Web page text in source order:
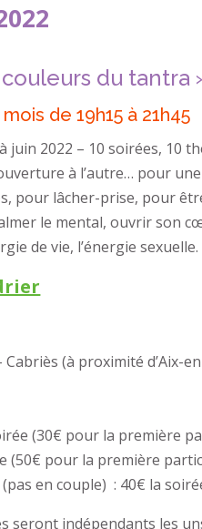
du tantra
de 19h15 à 21h45
juin 2022 – 10 soirées, 10
à l’autre… pour
pour lâcher-prise, pour
le mental, ouvrir son
de vie, l’énergie sexuelle.
(à proximité d’Aix-
(30€ pour la première
(50€ pour la première
en couple) : 40€ la
seront indépendants les